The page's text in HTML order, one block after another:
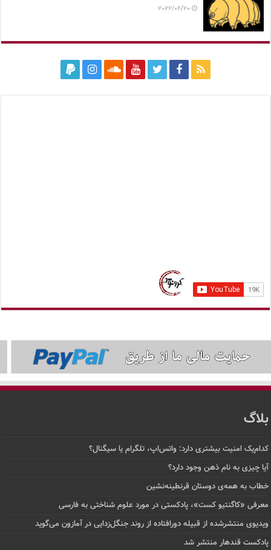
2022/04/20
امنیت بیشتری دارد: واتس‌اپ، تلگرام یا سیگنال؟
چیزی به نام ذهن وجود دارد؟
به همه‌ی دوستان قرنطینه‌نشین
«کاگنتیو کست»، پادکستی در مورد علوم شناختی به فارسی
منتشرشده از قبیله دورافتاده‌ از روند جنگل‌زدایی در آمازون می‌گوید
قندهار منتشر شد